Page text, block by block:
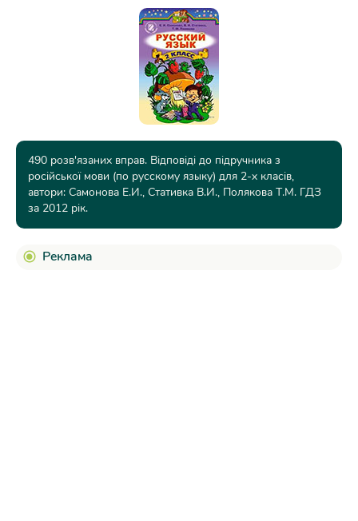
490 розв'язаних вправ. Відповіді до підручника з
російської мови (по русскому языку) для 2-х класів,
автори: Самонова Е.И., Стативка В.И., Полякова Т.М. ГДЗ
за 2012 рік.
Реклама